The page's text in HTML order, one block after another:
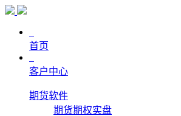
首页
客户中心
期货软件
期货期权实盘